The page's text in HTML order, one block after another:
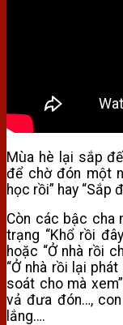
Mùa hè lại sắp
để chờ đón một
học rồi” hay “Sắp
Còn các bậc cha
trạng “Khổ rồi
hoặc “Ở nhà rồi
“Ở nhà rồi lại
soát cho mà
vả đưa đón…,
lắng….